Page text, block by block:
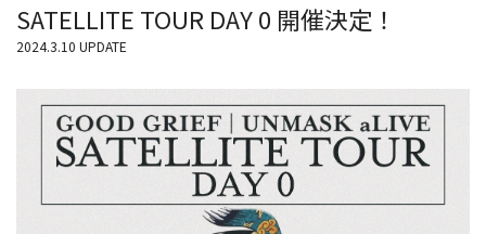
SATELLITE TOUR DAY 0 開催決定！
2024.3.10 UPDATE